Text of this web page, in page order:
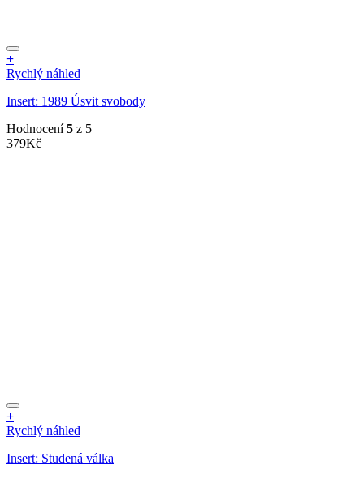
+
Rychlý náhled
Insert: 1989 Úsvit svobody
Hodnocení5 z 5
379Kč
+
Tento
má
Rychlý náhled
Insert: Studená válka